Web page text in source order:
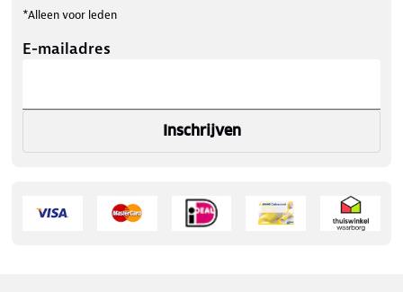
*Alleen voor leden
E-mailadres
Inschrijven